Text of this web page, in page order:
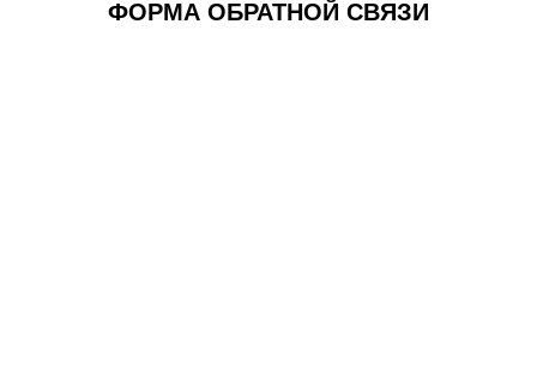
ФОРМА ОБРАТНОЙ СВЯЗИ